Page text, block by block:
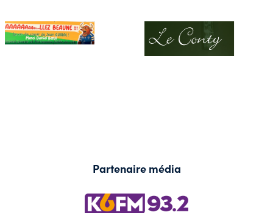
Partenaire média